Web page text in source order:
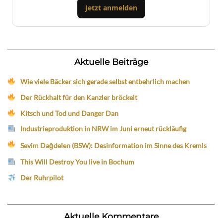
Jetzt anmelden
Aktuelle Beiträge
Wie viele Bäcker sich gerade selbst entbehrlich machen
Der Rückhalt für den Kanzler bröckelt
Kitsch und Tod und Danger Dan
Industrieproduktion in NRW im Juni erneut rückläufig
Sevim Dağdelen (BSW): Desinformation im Sinne des Kremls
This Will Destroy You live in Bochum
Der Ruhrpilot